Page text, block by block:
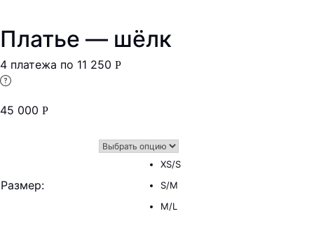
Платье — шёлк
4 платежа по 11 250 Р
45 000 Р
Размер:
XS/S
S/M
M/L